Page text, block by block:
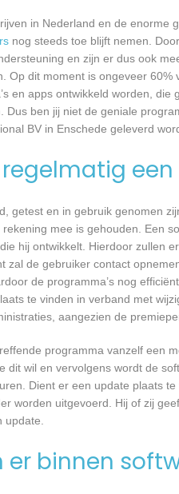
in Nederland en de
nog steeds toe blijft nemen.
en zijn er dus ook
Op dit moment is ongeveer
en apps ontwikkeld worden,
Dus ben jij niet de geniale
BV in Enschede geleverd
getest en in gebruik genomen
mee is gehouden. Een
hij ontwikkelt. Hierdoor
zal de gebruiker contact
de programma’s nog
te vinden in verband met
aangezien de
programma vanzelf een
dit wil en vervolgens wordt de
Dient er een update plaats
worden uitgevoerd. Hij of zij
er binnen